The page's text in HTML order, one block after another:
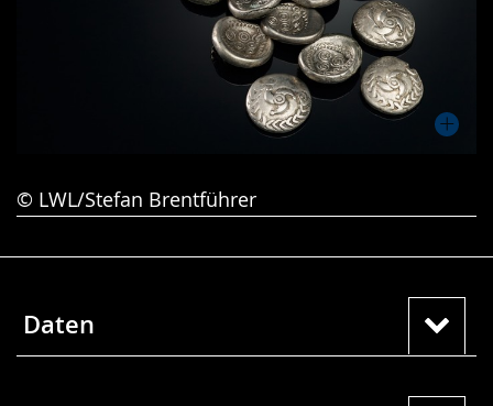
© LWL/Stefan Brentführer
Daten